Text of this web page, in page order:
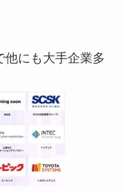
にも大手企業多